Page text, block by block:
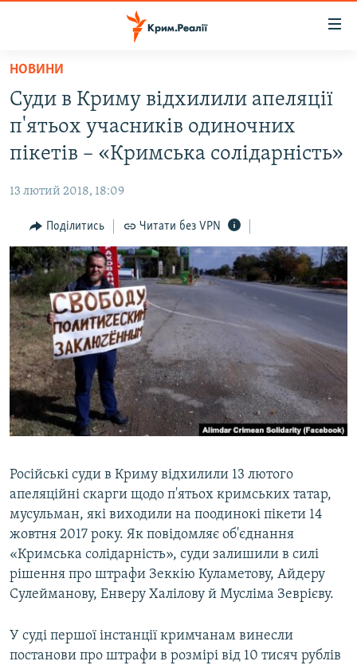
Перейти
основного
матеріалу
Перейти
до
основної
Перейти
до
пошуку
ВОДА.КРИМ
ВІДЕО ТА ФОТО
БЛОГИ
ПОГЛЯД
ІНТЕРВ'Ю
ВСЕ ЗА ДЕНЬ
СПЕЦПРОЕКТИ
ДЕПОРТАЦІЯ
ВІДЕОУРОКИ «ELIFBE»
СВІДЧЕННЯ ОКУПАЦІЇ
УКРАЇНСЬКА ПРОБЛЕМА КРИМУ
ЯК ОБІЙТИ БЛОКУВАННЯ
Русский
Qırımtatar
Усі сайти RFE/RL
НОВИНИ
Суди в Криму відхилили апеляції
п'ятьох учасників одиночних
пікетів – «Кримська солідарність»
13 лютий 2018, 18:09
Поділитись Читати без VPN
Російські суди в Криму відхилили 13 лютого
апеляційні скарги щодо п'ятьох кримських татар,
мусульман, які виходили на поодинокі пікети 14
жовтня 2017 року. Як повідомляє об'єднання
«Кримська солідарність», суди залишили в силі
рішення про штрафи Зеккію Куламетову, Айдеру
Сулейманову, Енверу Халілову й Мусліма Зеврієву.
У суді першої інстанції кримчанам винесли
постанови про штрафи в розмірі від 10 тисяч рублів